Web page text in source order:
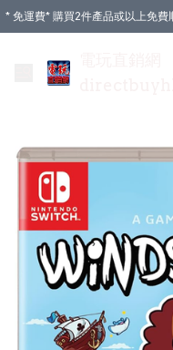
* 免運費* 購買2件產品或以上免